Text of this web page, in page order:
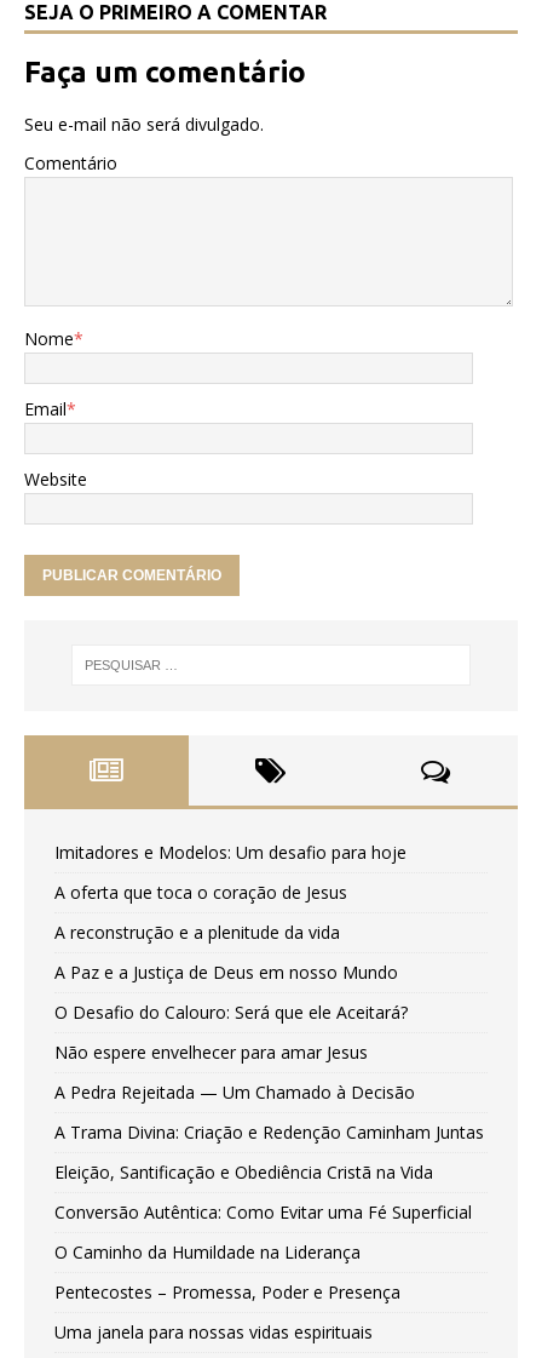
SEJA O PRIMEIRO A COMENTAR
Faça um comentário
Seu e-mail não será divulgado.
Comentário
Nome*
Email*
Website
Imitadores e Modelos: Um desafio para hoje
A oferta que toca o coração de Jesus
A reconstrução e a plenitude da vida
A Paz e a Justiça de Deus em nosso Mundo
O Desafio do Calouro: Será que ele Aceitará?
Não espere envelhecer para amar Jesus
A Pedra Rejeitada — Um Chamado à Decisão
A Trama Divina: Criação e Redenção Caminham Juntas
Eleição, Santificação e Obediência Cristã na Vida
Conversão Autêntica: Como Evitar uma Fé Superficial
O Caminho da Humildade na Liderança
Pentecostes – Promessa, Poder e Presença
Uma janela para nossas vidas espirituais